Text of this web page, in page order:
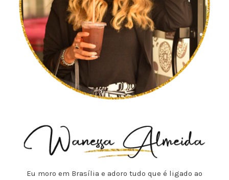
Eu moro em Brasília e adoro tudo que é ligado ao